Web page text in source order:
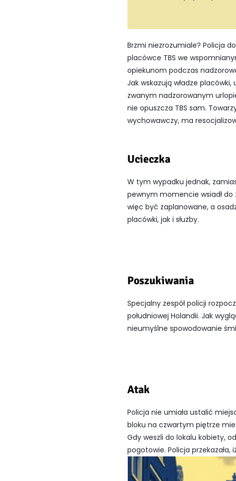
Brzmi niezrozumiale? Policja
placówce TBS we
opiekunom podczas
Jak wskazują władze
zwanym nadzorowanym
nie opuszcza TBS sam.
wychowawczy, ma
Ucieczka
W tym wypadku jednak,
pewnym momencie wsiadł do
więc być zaplanowane, a
placówki, jak i służby.
Poszukiwania
Specjalny zespół policji
południowej Holandii. Jak
nieumyślne spowodowanie
Atak
Policja nie umiała ustalić
bloku na czwartym piętrze
Gdy weszli do lokalu kobiety,
pogotowie. Policja